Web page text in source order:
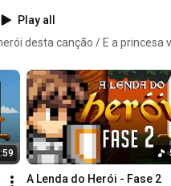
Play all
desta canção / E a princesa
A Lenda do Herói - Fase 2